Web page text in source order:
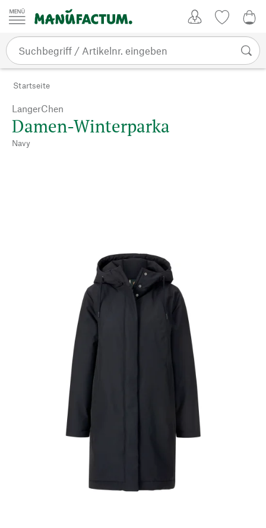
Zum Inhalt springen
Startseite
LangerChen
Damen-Winterparka
Navy